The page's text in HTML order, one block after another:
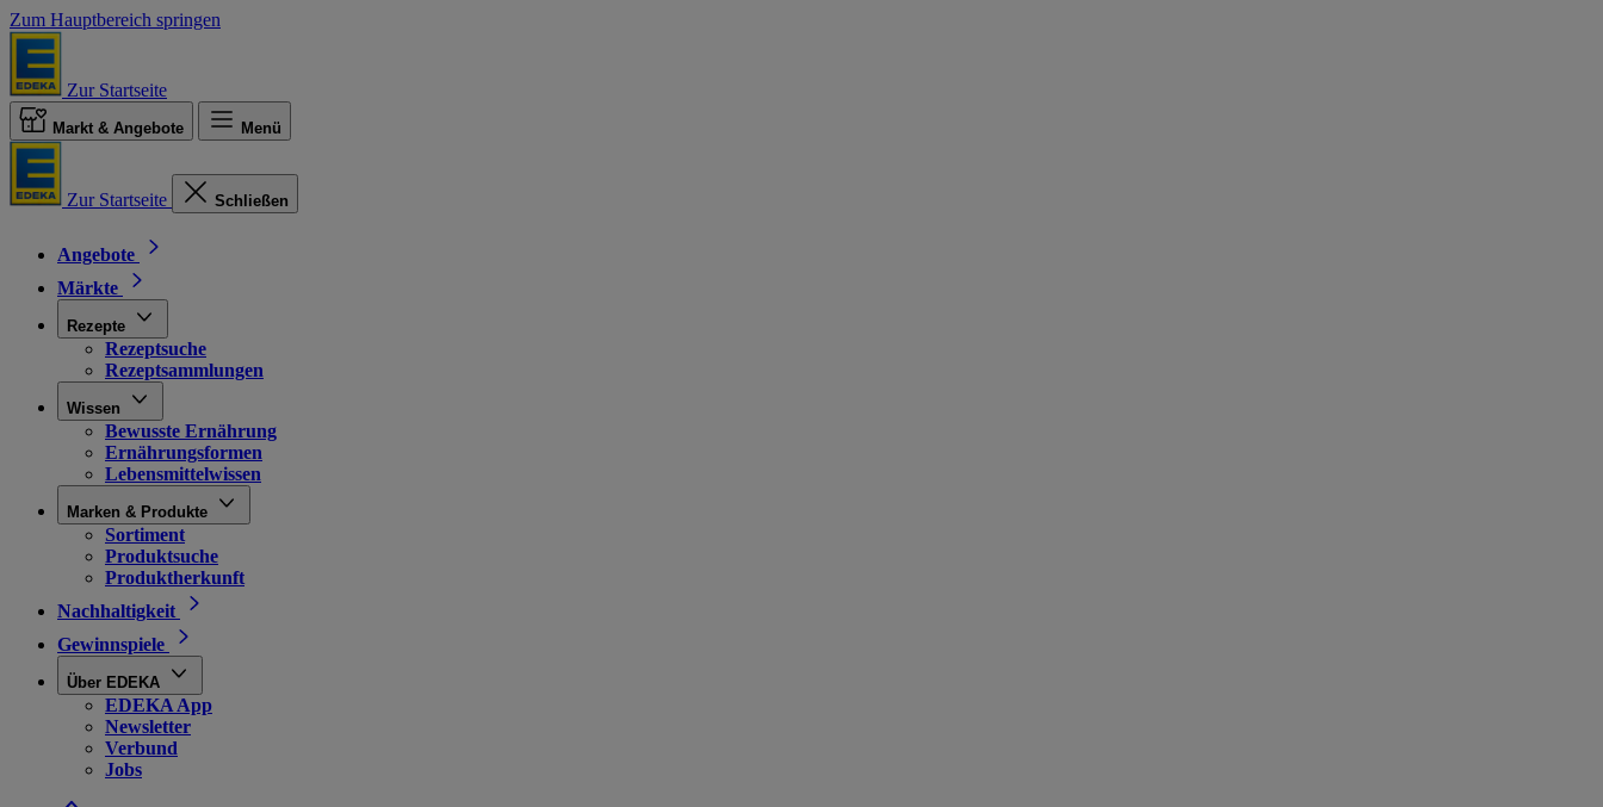
Zum Hauptbereich springen
Zur Startseite
Markt & Angebote Menü
Zur Startseite Schließen
Angebote
Märkte
Rezepte
Rezeptsuche
Rezeptsammlungen
Wissen
Bewusste Ernährung
Ernährungsformen
Lebensmittelwissen
Marken & Produkte
Sortiment
Produktsuche
Produktherkunft
Nachhaltigkeit
Gewinnspiele
Über EDEKA
EDEKA App
Newsletter
Verbund
Jobs